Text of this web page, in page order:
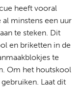
heeft vooral
minstens een uur
te steken. Dit
en briketten in de
te
Om het houtskool
Laat dit